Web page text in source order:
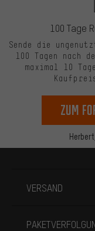
Herbert,
100 Tage
Sende die
100 Tagen nach
maximal 10
zum
VERSAND